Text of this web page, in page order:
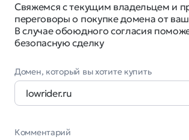
Свяжемся с текущим владельцем и
переговоры о покупке домена от
В случае обоюдного согласия
безопасную сделку
Домен, который вы хотите купить
Комментарий